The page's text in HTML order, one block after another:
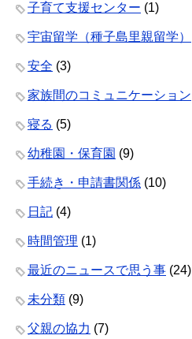
子育て支援センター (1)
宇宙留学（種子島里親留学）
安全 (3)
家族間のコミュニケーション
寝る (5)
幼稚園・保育園 (9)
手続き・申請書関係 (10)
日記 (4)
時間管理 (1)
最近のニュースで思う事 (24)
未分類 (9)
父親の協力 (7)